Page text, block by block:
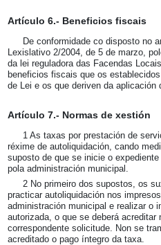
Artículo 6.- Beneficios fiscais
De conformidade co disposto no
Lexislativo 2/2004, de 5 de marzo,
da lei reguladora das Facendas
beneficios fiscais que os
de Lei e os que deriven da aplicación
Artículo 7.- Normas de xestión
1 As taxas por prestación de
réxime de autoliquidación, cando
suposto de que se inicie o
pola administración municipal.
2 No primeiro dos supostos, os
practicar autoliquidación nos
administración municipal e realizar o
autorizada, o que se deberá acreditar
correspondente solicitude. Non se
acreditado o pago íntegro da taxa.